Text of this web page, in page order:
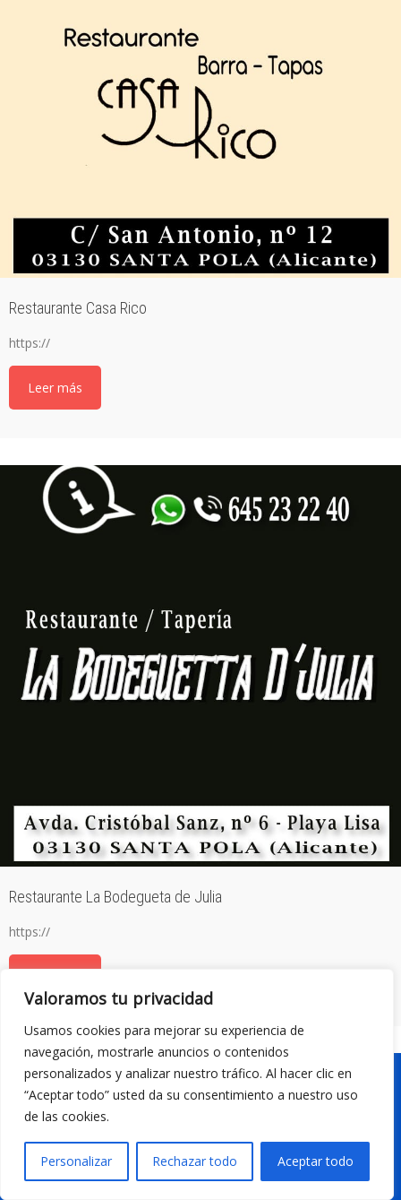
Valoramos tu privacidad
Usamos cookies para mejorar su experiencia de
navegación, mostrarle anuncios o contenidos
personalizados y analizar nuestro tráfico. Al hacer clic en
“Aceptar todo” usted da su consentimiento a nuestro uso
de las cookies.
Personalizar Rechazar todo Aceptar todo
Restaurante Casa Rico
https://
Leer más
Restaurante La Bodegueta de Julia
https://